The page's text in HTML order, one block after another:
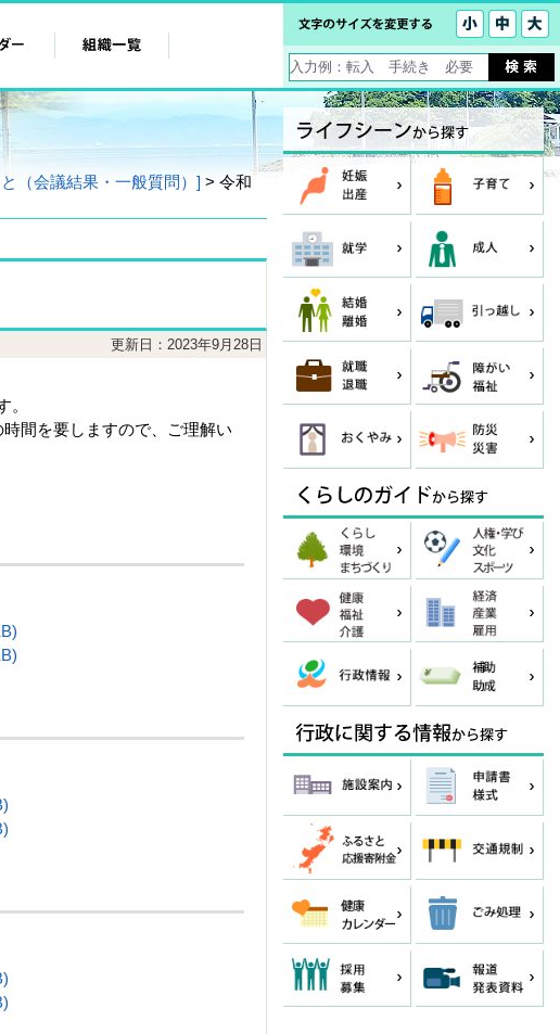
（会議結果・一般質問）] > 令和
更新日：2023年9月28日
間を要しますので、ご理解い